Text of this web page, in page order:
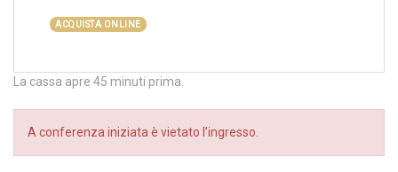
ACQUISTA ONLINE
La cassa apre 45 minuti prima.
A conferenza iniziata è vietato l’ingresso.